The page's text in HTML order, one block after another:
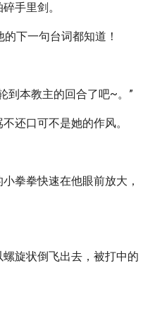
手里剑。
下一句台词都知道！
到本教主的回合了吧~。”
还口可不是她的作风。
拳拳快速在他眼前放大，
旋状倒飞出去，被打中的